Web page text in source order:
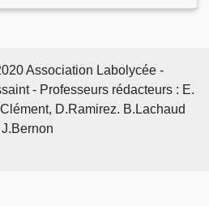
Association Labolycée -
- Professeurs rédacteurs : E.
D.Ramirez. B.Lachaud
J.Bernon